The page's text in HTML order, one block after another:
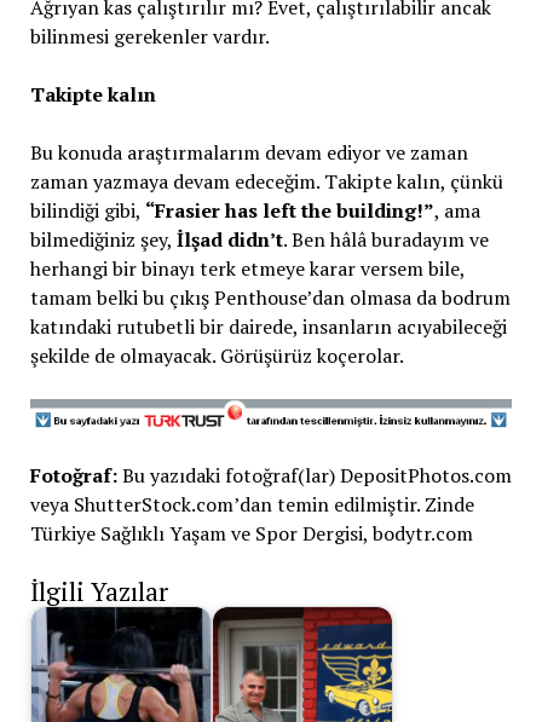
Ağrıyan kas çalıştırılır mı? Evet, çalıştırılabilir ancak
bilinmesi gerekenler vardır.
Takipte kalın
Bu konuda araştırmalarım devam ediyor ve zaman
zaman yazmaya devam edeceğim. Takipte kalın, çünkü
bilindiği gibi, “Frasier has left the building!”, ama
bilmediğiniz şey, İlşad didn’t. Ben hâlâ buradayım ve
herhangi bir binayı terk etmeye karar versem bile,
tamam belki bu çıkış Penthouse’dan olmasa da bodrum
katındaki rutubetli bir dairede, insanların acıyabileceği
şekilde de olmayacak. Görüşürüz koçerolar.
Fotoğraf:Bu yazıdaki fotoğraf(lar) DepositPhotos.com
veya ShutterStock.com’dan temin edilmiştir. Zinde
Türkiye Sağlıklı Yaşam ve Spor Dergisi, bodytr.com
İlgili Yazılar